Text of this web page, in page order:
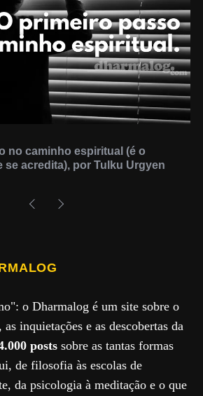
no caminho espiritual (é o
se acredita), por Tulku Urgyen
o Dharmalog é um site sobre o
inquietações e as descobertas da
postssobre as tantas formas
de filosofia às escolas de
da psicologia à meditação e o que